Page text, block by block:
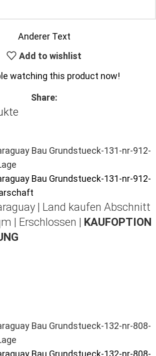
Anderer Text
Add to wishlist
watching this product now!
Share:
| Land kaufen Abschnitt
| Erschlossen | KAUFOPTION